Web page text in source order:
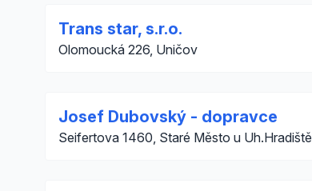
Trans star, s.r.o.
Olomoucká 226, Uničov
Josef Dubovský - dopravce
Seifertova 1460, Staré Město u Uh.Hradiště